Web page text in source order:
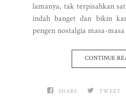
lamanya, tak terpisahkan
indah banget dan bikin
pengen nostalgia masa-
CONTINUE
SHARE TWEET